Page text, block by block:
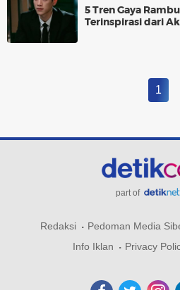
5 Tren Gaya
Terinspirasi dari
1
part of
Redaksi Pedoman Media
Info Iklan
Privacy